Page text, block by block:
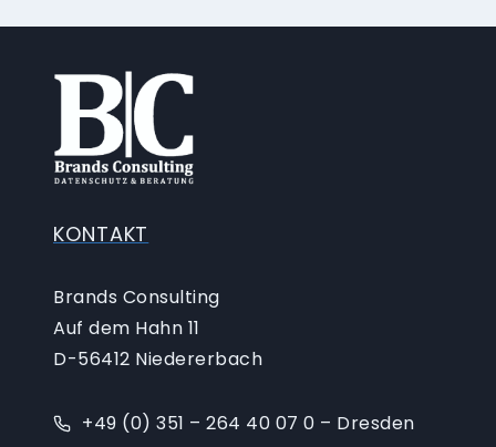
KONTAKT
Brands Consulting
Auf dem Hahn 11
D-56412 Niedererbach
+49 (0) 351 – 264 40 07 0 – Dresden